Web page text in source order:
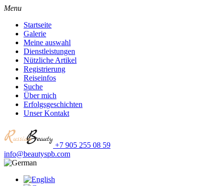
Menu
Startseite
Galerie
Meine auswahl
Dienstleistungen
Nützliche Artikel
Registrierung
Reiseinfos
Suche
Über mich
Erfolgsgeschichten
Unser Kontakt
+7 905 255 08 59
info@beautyspb.com